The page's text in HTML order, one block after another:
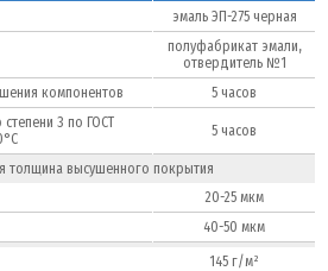
эмаль ЭП-275 черная
полуфабрикат эмали,
отвердитель №1
компонентов
5 часов
3 по ГОСТ
5 часов
толщина высушенного покрытия
20-25 мкм
40-50 мкм
145 г/м²